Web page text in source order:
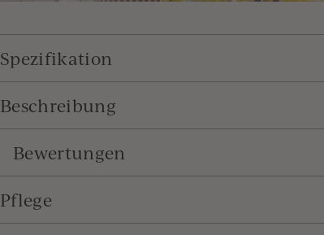
Spezifikation
Beschreibung
Bewertungen
Pflege